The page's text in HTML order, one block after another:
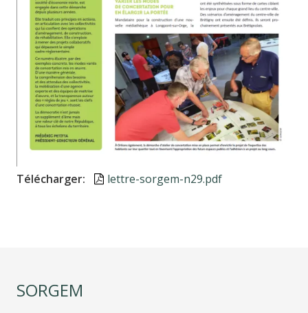
Télécharger
Document lettre-sorgem-n29.pdf
SORGEM